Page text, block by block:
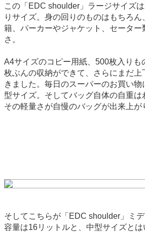
この「EDC shoulder」ラージサイズ
りサイズ。身の回りのものはもちろ
籍、パーカーやジャケット、セーター
さ。
A4サイズのコピー用紙、500枚入りも
枚ぶんの収納ができて、さらにまだ上
きました。毎日のスーパーのお買い
型サイズ。そしてバッグ自体の自重は
その軽量さが自慢のバッグが出来上が
そしてこちらが「EDC shoulder」ミ
容量は16リットルと、中型サイズと